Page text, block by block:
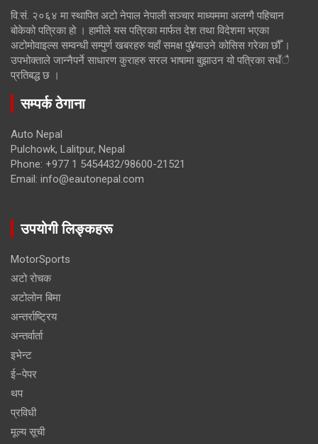
वि.सं. २०६४ मा स्थापित अटो नेपाल नेपाली सञ्चार माध्यममा अलग्गै पहिचान
बोकेको पत्रिका हो । हामीले यस पत्रिका मार्फत देश तथा विदेशमा भएका
अटोमोवाइल्स सम्वन्धी सम्पुर्ण खबरहरु यहाँ समक्ष पु¥याउने कोसिस गरेका छौँ ।
उपभोक्ताले जान्नैपर्ने साधारण कुराहरु सरल भाषामा बुझाउन यो पत्रिका सधँै
प्रतिबद्ध छ ।
सम्पर्क ठेगाना
Auto Nepal
Pulchowk, Lalitpur, Nepal
Phone: +977 1 5454432/98600-21521
Email: info@eautonepal.com
उपयोगी लिङ्कहरू
MotorSports
अटो रोचक
अटोलोन बिमा
अन्तर्राष्ट्रिय
अन्तर्वार्ता
इभेन्ट
ई–पेपर
थप
प्रविधी
मूल्य सूची